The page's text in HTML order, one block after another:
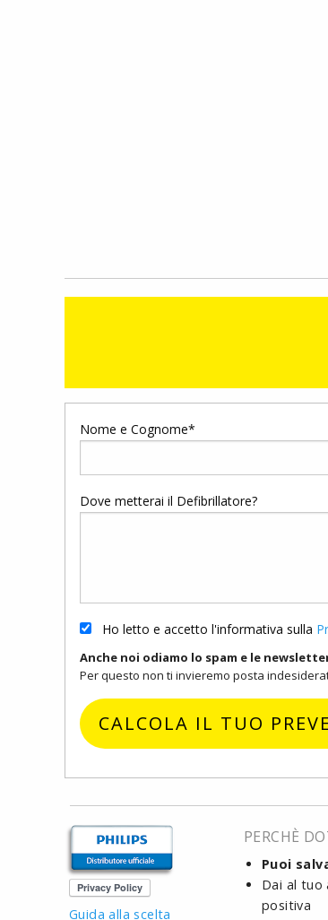
Nome e Cognome*
Dove metterai il Defibrillatore?
Ho letto e accetto l'informativa sulla
Anche noi odiamo lo spam e le
Per questo non ti invieremo posta
CALCOLA IL TUO
Guida alla scelta
PERCHÈ
Puoi
Dai al tuo
positiva